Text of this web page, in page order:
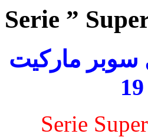
Serie ”
19 للمسلسل سوبر ماركيت
Serie